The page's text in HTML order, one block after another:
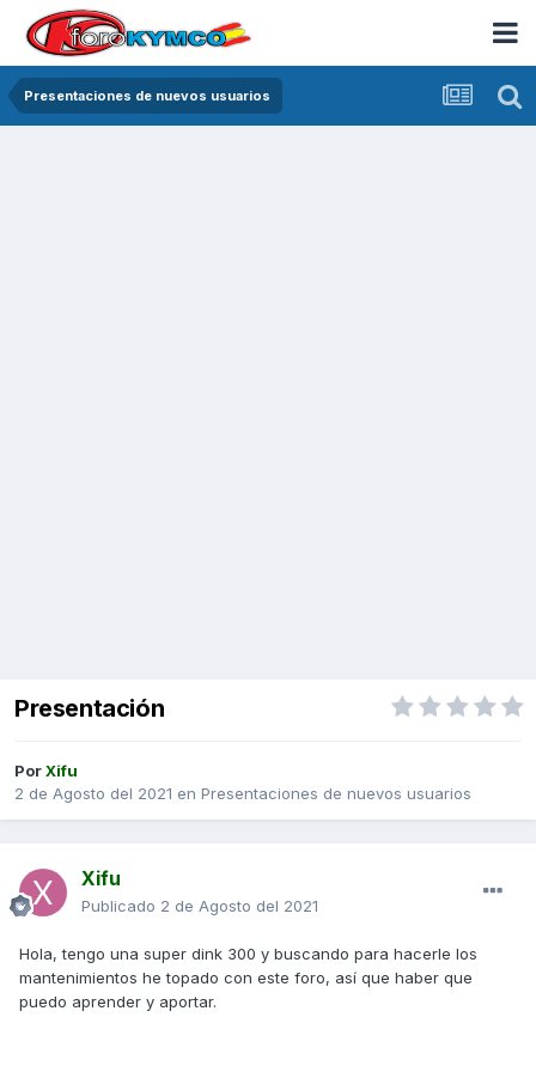
Presentaciones de nuevos usuarios
Presentación
PorXifu
2 de Agosto del 2021 en Presentaciones de nuevos usuarios
Xifu
Publicado 2 de Agosto del 2021
Hola, tengo una super dink 300 y buscando para hacerle los
mantenimientos he topado con este foro, así que haber que
puedo aprender y aportar.